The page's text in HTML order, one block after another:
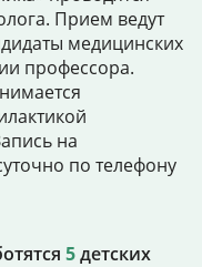
Прием ведут
медицинских
профессора.
на
по телефону
5детских